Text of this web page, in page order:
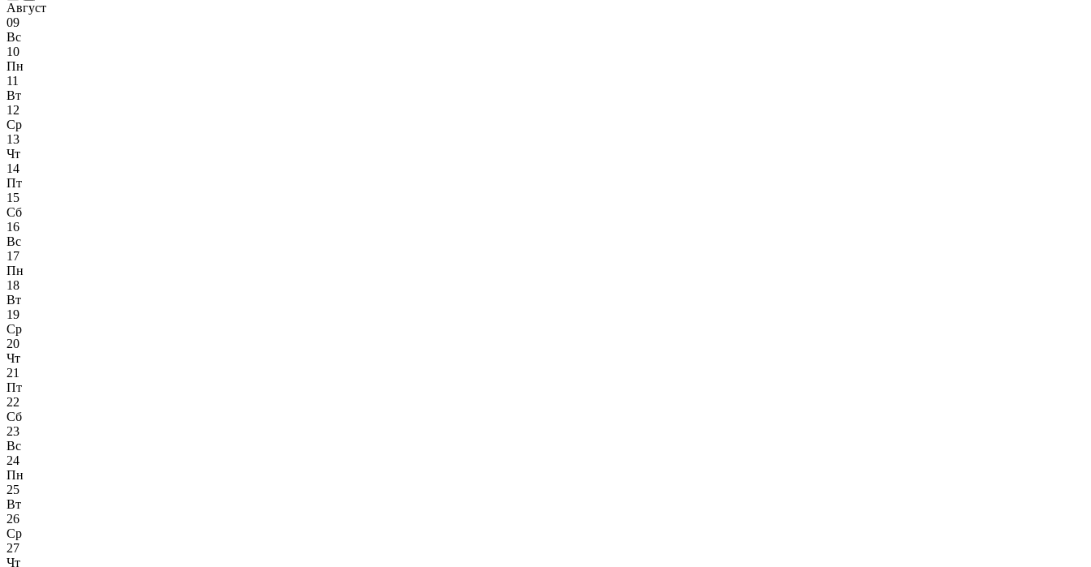
Август
09
Вс
10
Пн
11
Вт
12
Ср
13
Чт
14
Пт
15
Сб
16
Вс
17
Пн
18
Вт
19
Ср
20
Чт
21
Пт
22
Сб
23
Вс
24
Пн
25
Вт
26
Ср
27
Чт